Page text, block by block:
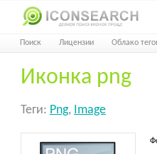
Поиск Лицензии Облако
Иконка png
Теги: Png, Image